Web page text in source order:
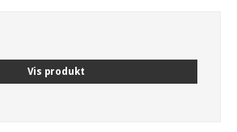
Vis produkt